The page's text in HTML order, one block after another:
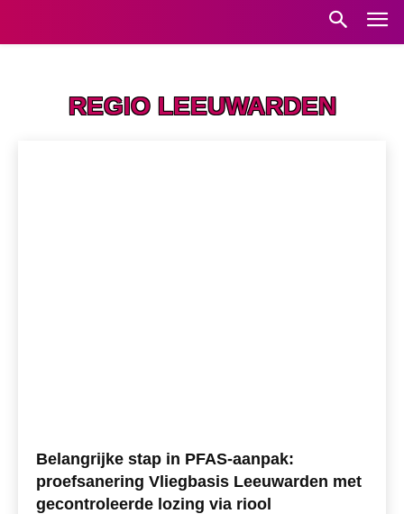
REGIO LEEUWARDEN
Belangrijke stap in PFAS-aanpak:
proefsanering Vliegbasis Leeuwarden met
gecontroleerde lozing via riool